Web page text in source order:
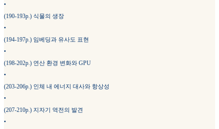
•
(190-193p.) 식물의 생장
•
(194-197p.) 임베딩과 유사도 표현
•
(198-202p.) 연산 환경 변화와 GPU
•
(203-206p.) 인체 내 에너지 대사와 항상성
•
(207-210p.) 지자기 역전의 발견
•